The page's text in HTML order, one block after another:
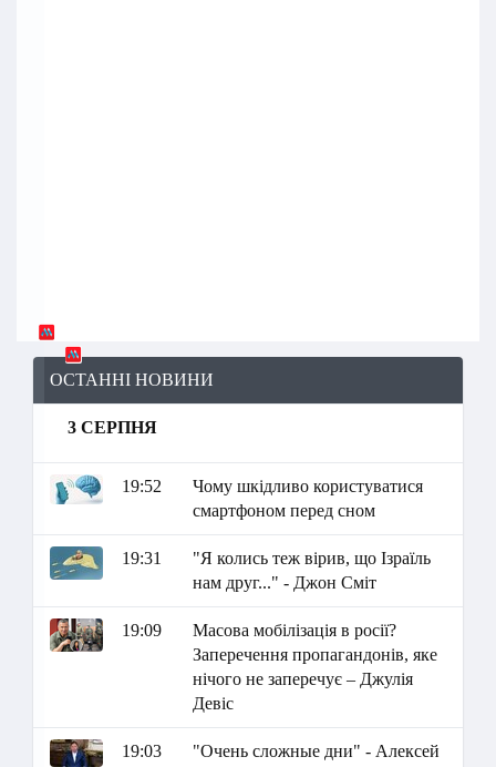
ОСТАННІ НОВИНИ
3 СЕРПНЯ
19:52
Чому шкідливо користуватися
смартфоном перед сном
19:31
"Я колись теж вірив, що Ізраїль
нам друг..." - Джон Сміт
19:09
Масова мобілізація в росії?
Заперечення пропагандонів, яке
нічого не заперечує – Джулія
Девіс
19:03
"Очень сложные дни" - Алексей